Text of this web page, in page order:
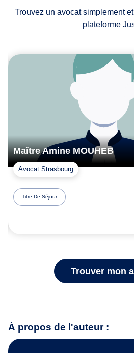
Trouvez un avocat simplement
plateforme
Maître Amine MOUHEB
Avocat Strasbourg
Titre De Séjour
Trouver mon
À propos de l'auteur :